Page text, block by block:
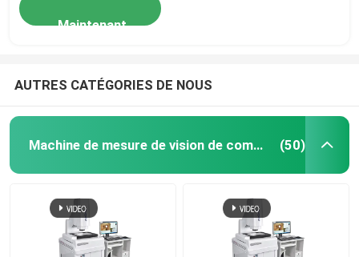
Maintenant
AUTRES CATÉGORIES DE NOUS
Machine de mesure de vision de commande numérique par ordinateur (50)